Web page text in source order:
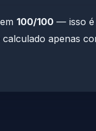
100/100 — isso é
apenas